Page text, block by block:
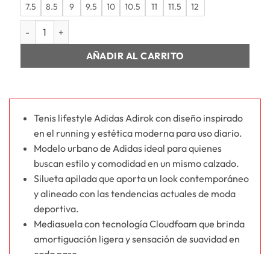
7.5 8.5 9 9.5 10 10.5 11 11.5
12
HOMBRE ADIROK cantidad
AÑADIR AL CARRITO
Tenis lifestyle Adidas Adirok con diseño inspirado
en el running y estética moderna para uso diario.
Modelo urbano de Adidas ideal para quienes
buscan estilo y comodidad en un mismo calzado.
Silueta apilada que aporta un look contemporáneo
y alineado con las tendencias actuales de moda
deportiva.
Mediasuela con tecnología Cloudfoam que brinda
amortiguación ligera y sensación de suavidad en